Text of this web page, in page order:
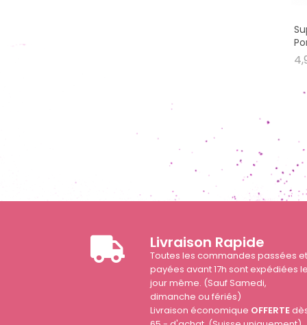
Livraison Rapide
Toutes les commandes passées et
payées avant 17h sont expédiées le
jour même. (Sauf Samedi,
dimanche ou fériés)
Livraison économique OFFERTE